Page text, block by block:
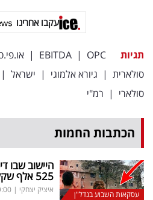
עקבו אחרינו
תגיות EBITDA | OPC
|
סולארית | גיורא אלמוגי | ישראל |
סולארי | רמ"י
הכתבות החמות
עסקאות השבוע בנדל"ן
היישוב שבו
525 אלף שקל
איציק יצחקי |